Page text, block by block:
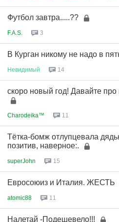
Футбол завтра.....??
F.A.S. 3
В Курган никому не надо в
Невидимый 14
скоро новый год! Давайте про
Charodeika™ 11
Тётка-бомж отлупцевала
позитив, наверное:.
superJohn 15
Евросоюиз и Италия. ЖЕСТЬ
atomic88 11
Налетай -Подешевело!!!